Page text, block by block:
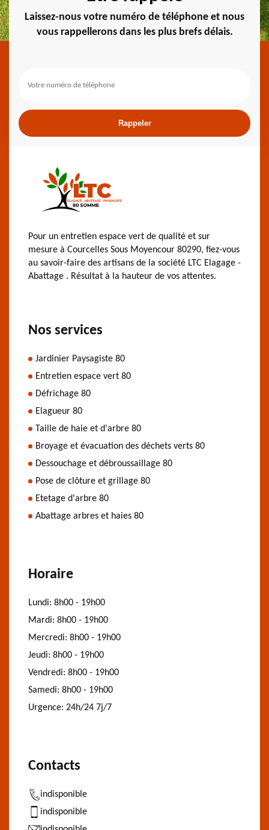
Laissez-nous votre numéro de téléphone et nous
vous rappellerons dans les plus brefs délais.
Pour un entretien espace vert de qualité et sur
mesure à Courcelles Sous Moyencour 80290, fiez-vous
au savoir-faire des artisans de la société LTC Elagage -
Abattage . Résultat à la hauteur de vos attentes.
Nos services
Jardinier Paysagiste 80
Entretien espace vert 80
Défrichage 80
Elagueur 80
Taille de haie et d'arbre 80
Broyage et évacuation des déchets verts 80
Dessouchage et débroussaillage 80
Pose de clôture et grillage 80
Etetage d'arbre 80
Abattage arbres et haies 80
Horaire
Lundi: 8h00 - 19h00
Mardi: 8h00 - 19h00
Mercredi: 8h00 - 19h00
Jeudi: 8h00 - 19h00
Vendredi: 8h00 - 19h00
Samedi: 8h00 - 19h00
Urgence: 24h/24 7j/7
Contacts
indisponible
indisponible